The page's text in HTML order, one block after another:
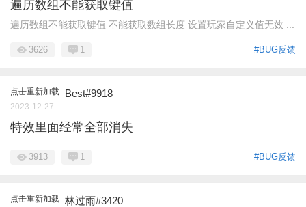
遍历数组不能获取键值
遍历数组不能获取键值 不能获取数组长度 设置玩家自定义值无效 ...
#BUG反馈
3626 1
点击重新加载 Best#9918
2023-12-27
特效里面经常全部消失
#BUG反馈
3913 1
点击重新加载 林过雨#3420